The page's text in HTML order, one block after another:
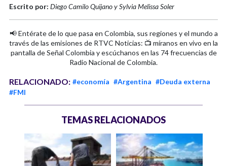
Escrito por: Diego Camilo Quijano y Sylvia Melissa Soler
📢 Entérate de lo que pasa en Colombia, sus regiones y el mundo a
través de las emisiones de RTVC Noticias: 📺 míranos en vivo en la
pantalla de Señal Colombia y escúchanos en las 74 frecuencias de
Radio Nacional de Colombia.
RELACIONADO: #economía #Argentina #Deuda externa
#FMI
TEMAS RELACIONADOS